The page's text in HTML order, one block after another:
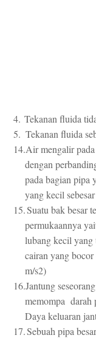
4. Tekanan fluida
5. Tekanan fluida
14.Air mengalir
dengan
pada bagian pipa
yang kecil
15.Suatu bak besar
permukaannya
lubang kecil yang
cairan yang
m/s2)
16.Jantung
memompa darah
Daya keluaran
17.Sebuah pipa